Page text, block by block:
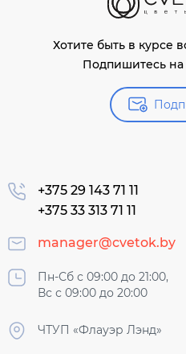
Хотите быть в курсе
Подпишитесь
+375 29 143 71 11
+375 33 313 71 11
manager@cvetok.by
Пн-Сб с 09:00 до 21:00,
Вс с 09:00 до 20:00
ЧТУП «Флауэр Лэнд»